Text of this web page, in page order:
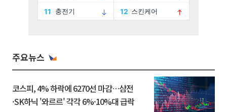
주요뉴스
코스피, 4% 하락에 6270선 마감…삼전
·SK하닉 '와르르' 각각 6%·10%대 급락